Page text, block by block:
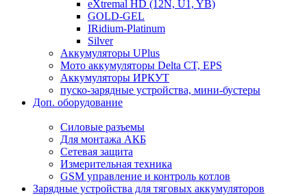
eXtremal HD (12N, U1, YB)
GOLD-GEL
IRidium-Platinum
Silver
Аккумуляторы UPlus
Мото аккумуляторы Delta CT, EPS
Аккумуляторы ИРКУТ
пуско-зарядные устройства, мини-бустеры
Доп. оборудование
Силовые разъемы
Для монтажа АКБ
Сетевая защита
Измерительная техника
GSM управление и контроль котлов
Зарядные устройства для тяговых аккумуляторов